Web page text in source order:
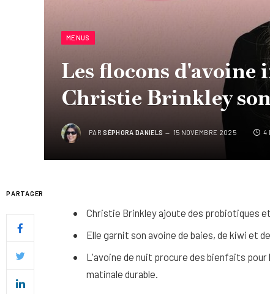
MENUS
Les flocons d'avoine
Christie Brinkley
PAR SÉPHORA DANIELS 15 NOVEMBRE 2025 4
PARTAGER
Christie Brinkley ajoute des probiotiques
Elle garnit son avoine de baies, de kiwi et
L'avoine de nuit procure des bienfaits
matinale durable.